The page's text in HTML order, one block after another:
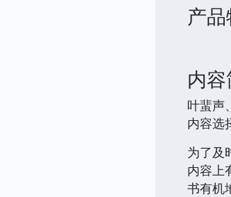
产
内
叶蜚声
内容选
为了及
内容上
书有机